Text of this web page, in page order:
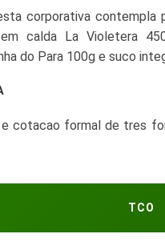
corporativa contempla
calda La Violetera
do Para 100g e suco
cotacao formal de tres
TCO